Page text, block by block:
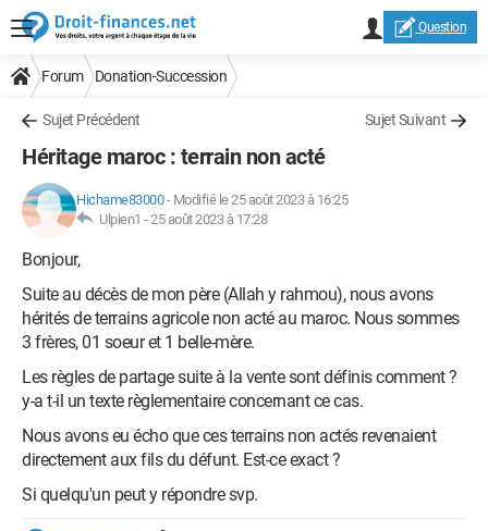
Question
Forum Donation-Succession
Sujet Précédent Sujet Suivant
Héritage maroc : terrain non acté
Hichame83000- Modifié le 25 août 2023 à 16:25
Ulpien1 -25 août 2023 à 17:28
Bonjour,
Suite au décès de mon père (Allah y rahmou), nous avons
hérités de terrains agricole non acté au maroc. Nous sommes
3 frères, 01 soeur et 1 belle-mère.
Les règles de partage suite à la vente sont définis comment ?
y-a t-il un texte règlementaire concernant ce cas.
Nous avons eu écho que ces terrains non actés revenaient
directement aux fils du défunt. Est-ce exact ?
Si quelqu'un peut y répondre svp.